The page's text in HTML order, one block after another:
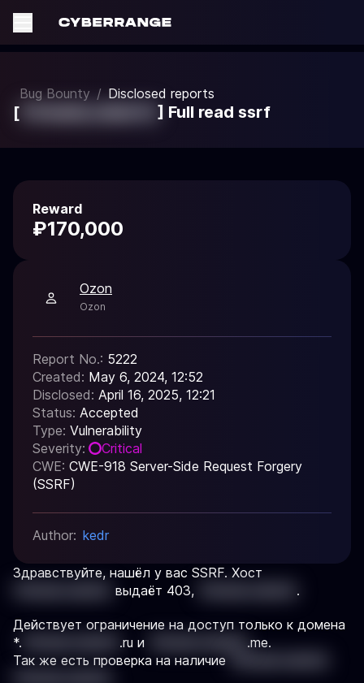
Bug Bounty / Disclosed reports
[ ] Full read ssrf
Здравствуйте, нашёл у вас SSRF. Хост
выдаёт 403, .
Действует ограничение на доступ только к домена
*.
.ru и
.me.
Так же есть проверка на наличие
Reward
₽170,000
Ozon
Ozon
Report No.: 5222
Created: May 6, 2024, 12:52
Disclosed: April 16, 2025, 12:21
Status: Accepted
Type: Vulnerability
Severity:
Critical
CWE: CWE-918 Server-Side Request Forgery
(SSRF)
Author: kedr